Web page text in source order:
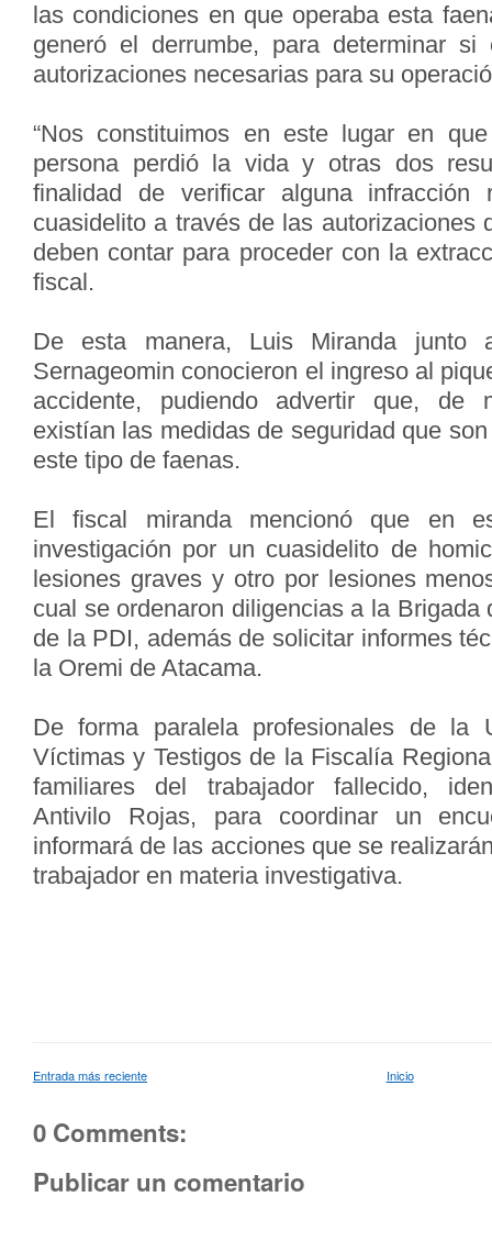
las condiciones en que operaba esta
generó el derrumbe, para determinar
autorizaciones necesarias para su
“Nos constituimos en este lugar en
persona perdió la vida y otras dos
finalidad de verificar alguna infracción
cuasidelito a través de las autorizaciones
deben contar para proceder con la
fiscal.
De esta manera, Luis Miranda junto
Sernageomin conocieron el ingreso al
accidente, pudiendo advertir que, de
existían las medidas de seguridad que
este tipo de faenas.
El fiscal miranda mencionó que en
investigación por un cuasidelito de
lesiones graves y otro por lesiones
cual se ordenaron diligencias a la Brigada
de la PDI, además de solicitar informes
la Oremi de Atacama.
De forma paralela profesionales de la
Víctimas y Testigos de la Fiscalía
familiares del trabajador fallecido,
Antivilo Rojas, para coordinar un
informará de las acciones que se
trabajador en materia investigativa.
Entrada más reciente Inicio
0 Comments:
Publicar un comentario